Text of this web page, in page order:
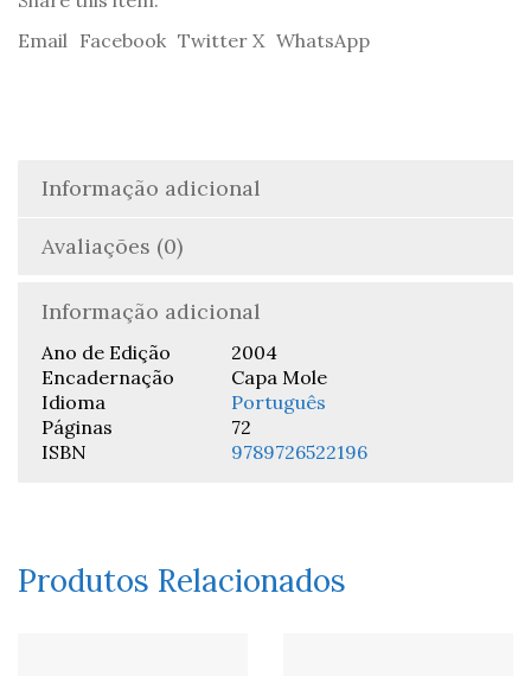
Email Facebook Twitter X WhatsApp
Informação adicional
Avaliações (0)
Informação adicional
Ano de Edição
2004
Encadernação
Capa Mole
Idioma
Português
Páginas
72
ISBN
9789726522196
Produtos Relacionados